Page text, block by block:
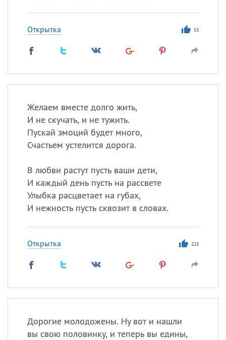
Открытка 53
Желаем вместе долго жить,
И не скучать, и не тужить.
Пускай эмоций будет много,
Счастьем устелится дорога.
В любви растут пусть ваши дети,
И каждый день пусть на рассвете
Улыбка расцветает на губах,
И нежность пусть сквозит в словах.
Открытка 223
Дорогие молодожены. Ну вот и нашли
вы свою половинку, и теперь вы едины,